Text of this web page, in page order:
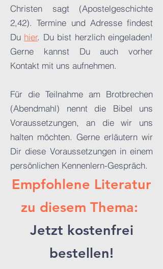
Jetzt kostenfrei
bestellen!
Empfohlene Literatur
zu diesem Thema:
Christen sagt (Apostelgeschichte
2,42). Termine und Adresse findest
Du hier. Du bist herzlich eingeladen!
Gerne kannst Du auch vorher
Kontakt mit uns aufnehmen.
Für die Teilnahme am Brotbrechen
(Abendmahl) nennt die Bibel uns
Voraussetzungen, an die wir uns
halten möchten. Gerne erläutern wir
Dir diese Voraussetzungen in einem
persönlichen Kennenlern-Gespräch. ​